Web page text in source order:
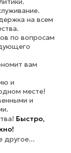
на всем
по вопросам
вам
и
месте!
и
Быстро,
другое...